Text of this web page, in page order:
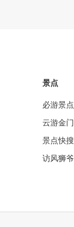
景点
必游景点
云游金门
景点快搜
访风狮爷